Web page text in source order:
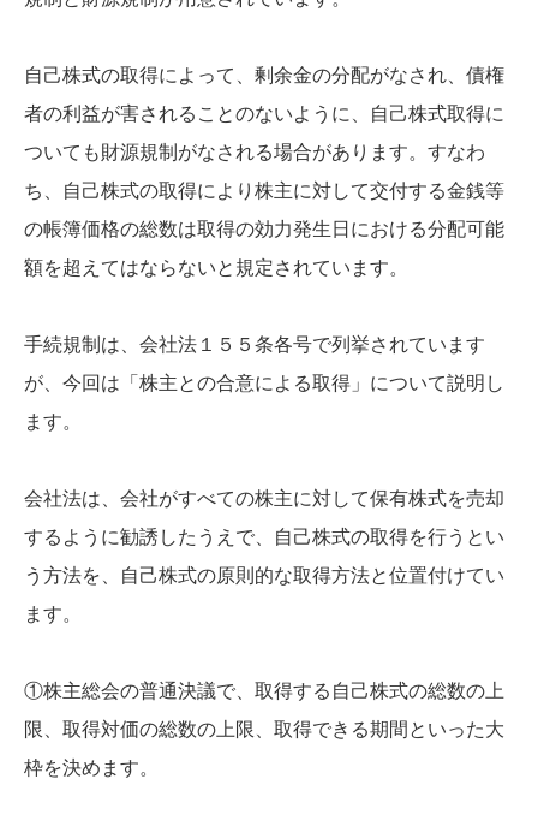
自己株式の取得によって、剰余金の分配がなされ、債権
者の利益が害されることのないように、自己株式取得に
ついても財源規制がなされる場合があります。すなわ
ち、自己株式の取得により株主に対して交付する金銭等
の帳簿価格の総数は取得の効力発生日における分配可能
額を超えてはならないと規定されています。
手続規制は、会社法１５５条各号で列挙されています
が、今回は「株主との合意による取得」について説明し
ます。
会社法は、会社がすべての株主に対して保有株式を売却
するように勧誘したうえで、自己株式の取得を行うとい
う方法を、自己株式の原則的な取得方法と位置付けてい
ます。
①株主総会の普通決議で、取得する自己株式の総数の上
限、取得対価の総数の上限、取得できる期間といった大
枠を決めます。